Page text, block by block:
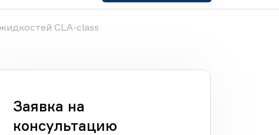
CLA-class
Заявка на
консультацию